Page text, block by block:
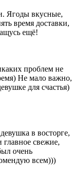
Ягоды вкусные,
время доставки,
ещё!
проблем не
Не мало важно,
для счастья)
в восторге,
свежие,
очень
всем)))